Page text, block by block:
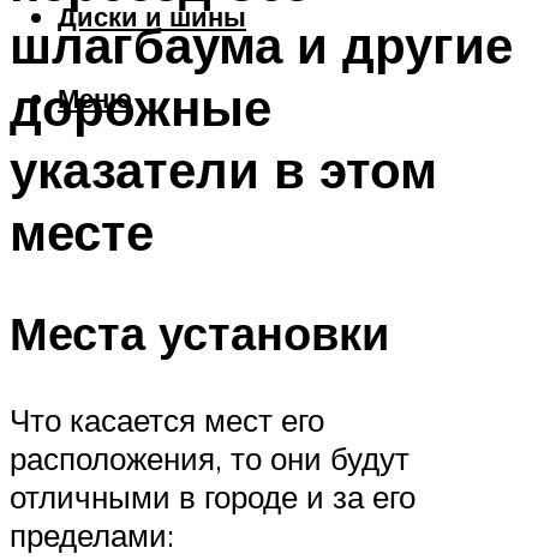
Диски и шины
Меню
шлагбаума и другие
дорожные
указатели в этом
месте
Места установки
Что касается мест его
расположения, то они будут
отличными в городе и за его
пределами: